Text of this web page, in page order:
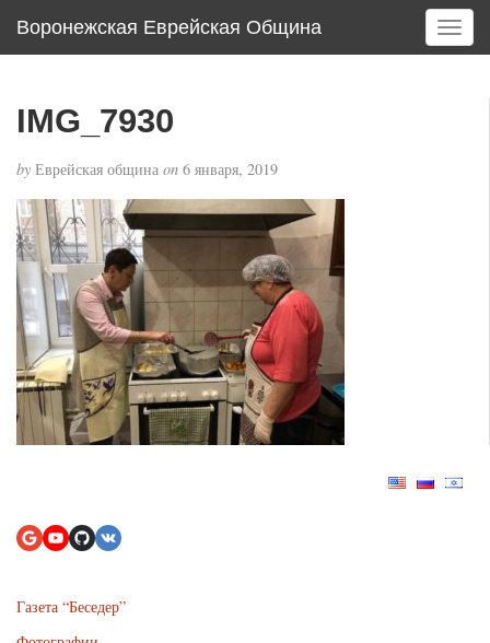
Воронежская Еврейская Община
T
o
IMG_7930
by Еврейская община on 6 января, 2019
Газета “Беседер”